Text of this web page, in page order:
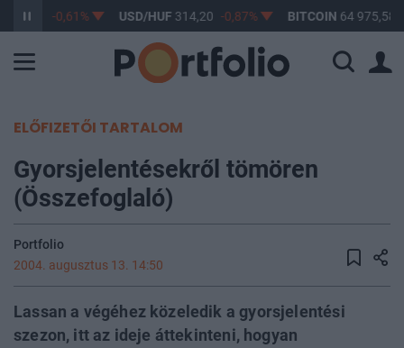
363,17 -0,61% USD/HUF 314,20 -0,87% BITCOIN 64 975,58
ELŐFIZETŐI TARTALOM
Gyorsjelentésekről tömören
(Összefoglaló)
Portfolio
2004. augusztus 13. 14:50
Lassan a végéhez közeledik a gyorsjelentési
szezon, itt az ideje áttekinteni, hogyan